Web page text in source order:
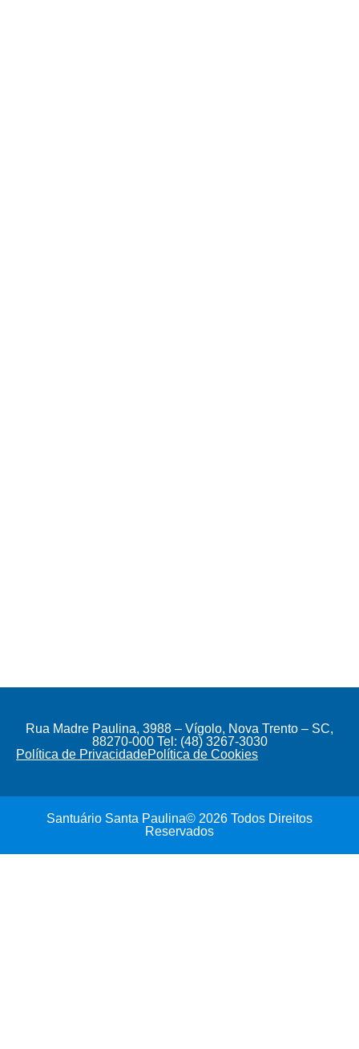
Rua Madre Paulina, 3988 – Vígolo, Nova Trento – SC,
88270-000 Tel: (48) 3267-3030
Política de PrivacidadePolítica de Cookies
Santuário Santa Paulina© 2026 Todos Direitos
Reservados